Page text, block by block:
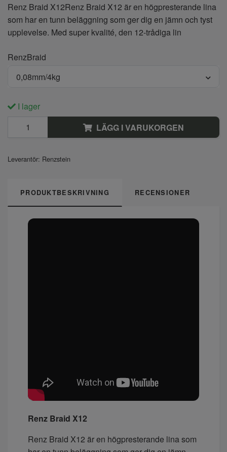
Renz Braid X12Renz Braid X12 är en högpresterande lina
som har en tunn beläggning som ger dig en jämn och tyst
upplevelse. Med super kvalité, den 12-trådiga lin
RenzBraid
0,08mm/4kg
I lager
LÄGG I VARUKORGEN
Leverantör: Renzstein
PRODUKTBESKRIVNING RECENSIONER
Renz Braid X12
Renz Braid X12 är en högpresterande lina som